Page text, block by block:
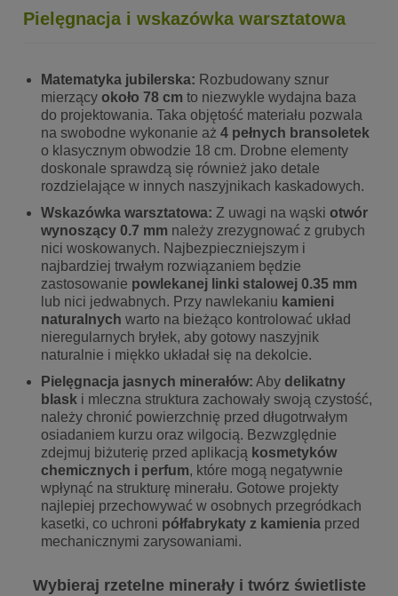
Pielęgnacja i wskazówka warsztatowa
Matematyka jubilerska: Rozbudowany sznur
mierzący około 78 cm to niezwykle wydajna baza
do projektowania. Taka objętość materiału pozwala
na swobodne wykonanie aż 4 pełnych bransoletek
o klasycznym obwodzie 18 cm. Drobne elementy
doskonale sprawdzą się również jako detale
rozdzielające w innych naszyjnikach kaskadowych.
Wskazówka warsztatowa: Z uwagi na wąski otwór
wynoszący 0.7 mm należy zrezygnować z grubych
nici woskowanych. Najbezpieczniejszym i
najbardziej trwałym rozwiązaniem będzie
zastosowanie powlekanej linki stalowej 0.35 mm
lub nici jedwabnych. Przy nawlekaniu kamieni
naturalnych warto na bieżąco kontrolować układ
nieregularnych bryłek, aby gotowy naszyjnik
naturalnie i miękko układał się na dekolcie.
Pielęgnacja jasnych minerałów: Aby delikatny
blask i mleczna struktura zachowały swoją czystość,
należy chronić powierzchnię przed długotrwałym
osiadaniem kurzu oraz wilgocią. Bezwzględnie
zdejmuj biżuterię przed aplikacją kosmetyków
chemicznych i perfum, które mogą negatywnie
wpłynąć na strukturę minerału. Gotowe projekty
najlepiej przechowywać w osobnych przegródkach
kasetki, co uchroni półfabrykaty z kamienia przed
mechanicznymi zarysowaniami.
Wybieraj rzetelne minerały i twórz świetliste